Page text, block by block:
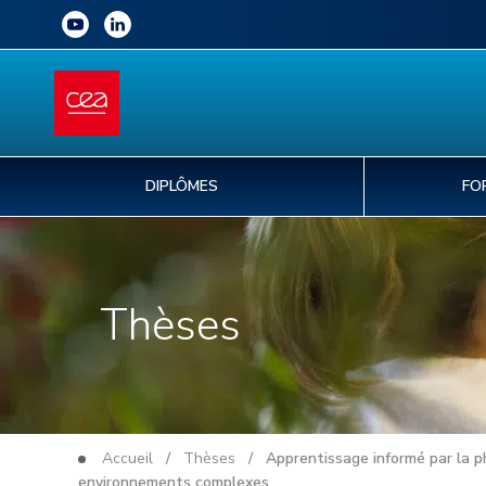
DIPLÔMES
Thèses
Accueil / Thèses / Apprentissage informé par la